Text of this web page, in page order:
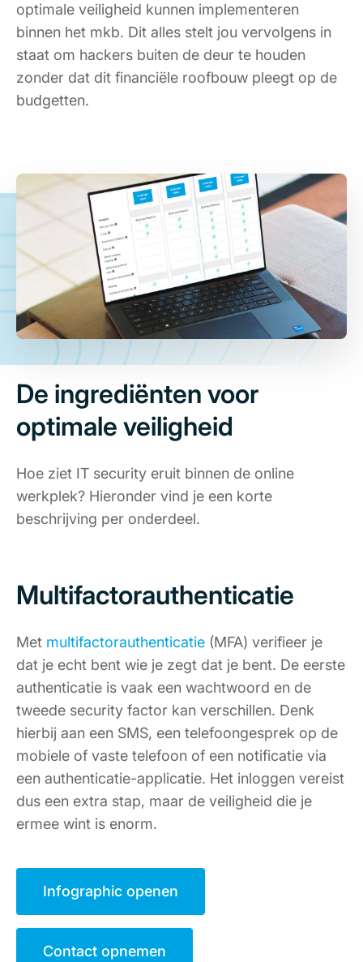
optimale veiligheid kunnen implementeren
binnen het mkb. Dit alles stelt jou vervolgens in
staat om hackers buiten de deur te houden
zonder dat dit financiële roofbouw pleegt op de
budgetten.
De ingrediënten voor
optimale veiligheid
Hoe ziet IT security eruit binnen de online
werkplek? Hieronder vind je een korte
beschrijving per onderdeel.
Multifactorauthenticatie
Met multifactorauthenticatie (MFA) verifieer je
dat je echt bent wie je zegt dat je bent. De eerste
authenticatie is vaak een wachtwoord en de
tweede security factor kan verschillen. Denk
hierbij aan een SMS, een telefoongesprek op de
mobiele of vaste telefoon of een notificatie via
een authenticatie-applicatie. Het inloggen vereist
dus een extra stap, maar de veiligheid die je
ermee wint is enorm.
Infographic openen
Contact opnemen